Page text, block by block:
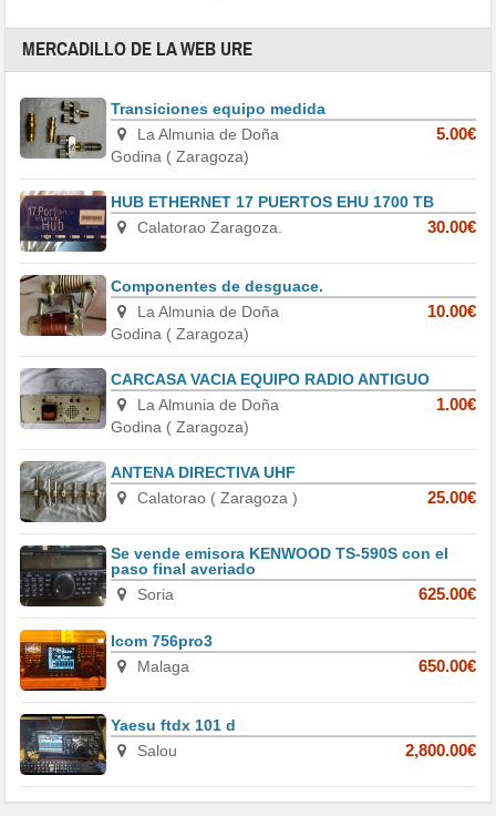
MERCADILLO DE LA WEB URE
Transiciones equipo medida
La Almunia de Doña
Godina ( Zaragoza)
5.00€
HUB ETHERNET 17 PUERTOS EHU 1700 TB
Calatorao Zaragoza.
30.00€
Componentes de desguace.
La Almunia de Doña
Godina ( Zaragoza)
10.00€
CARCASA VACIA EQUIPO RADIO ANTIGUO
La Almunia de Doña
Godina ( Zaragoza)
1.00€
ANTENA DIRECTIVA UHF
Calatorao ( Zaragoza )
25.00€
Se vende emisora KENWOOD TS-590S con el
paso final averiado
Soria
625.00€
Icom 756pro3
Malaga
650.00€
Yaesu ftdx 101 d
Salou
2,800.00€